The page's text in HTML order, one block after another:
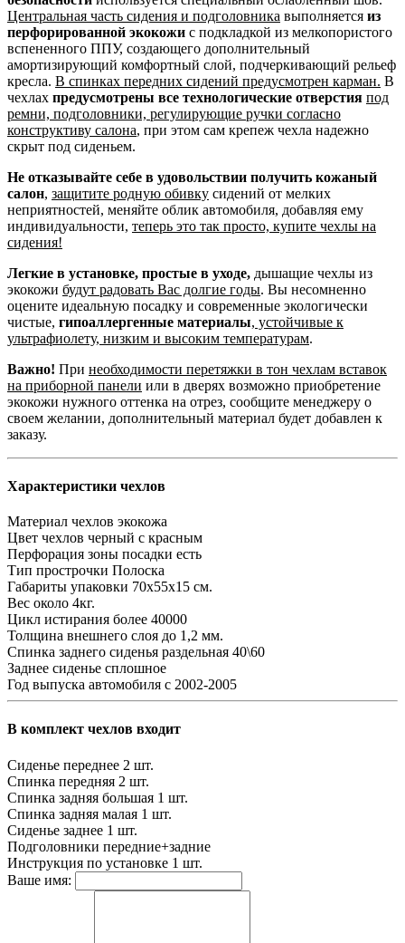
Центральная часть сидения и подголовника выполняется из
перфорированной экокожи с подкладкой из мелкопористого
вспененного ППУ, создающего дополнительный
амортизирующий комфортный слой, подчеркивающий рельеф
кресла. В спинках передних сидений предусмотрен карман. В
чехлах предусмотрены все технологические отверстия под
ремни, подголовники, регулирующие ручки согласно
конструктиву салона, при этом сам крепеж чехла надежно
скрыт под сиденьем.
Не отказывайте себе в удовольствии получить кожаный
салон, защитите родную обивку сидений от мелких
неприятностей, меняйте облик автомобиля, добавляя ему
индивидуальности, теперь это так просто, купите чехлы на
сидения!
Легкие в установке, простые в уходе, дышащие чехлы из
экокожи будут радовать Вас долгие годы. Вы несомненно
оцените идеальную посадку и современные экологически
чистые, гипоаллергенные материалы, устойчивые к
ультрафиолету, низким и высоким температурам.
Важно! При необходимости перетяжки в тон чехлам вставок
на приборной панели или в дверях возможно приобретение
экокожи нужного оттенка на отрез, сообщите менеджеру о
своем желании, дополнительный материал будет добавлен к
заказу.
Характеристики чехлов
Материал чехлов экокожа
Цвет чехлов черный с красным
Перфорация зоны посадки есть
Тип прострочки Полоска
Габариты упаковки 70х55х15 см.
Вес около 4кг.
Цикл истирания более 40000
Толщина внешнего слоя до 1,2 мм.
Спинка заднего сиденья раздельная 40\60
Заднее сиденье сплошное
Год выпуска автомобиля с 2002-2005
В комплект чехлов входит
Сиденье переднее 2 шт.
Спинка передняя 2 шт.
Спинка задняя большая 1 шт.
Спинка задняя малая 1 шт.
Сиденье заднее 1 шт.
Подголовники передние+задние
Инструкция по установке 1 шт.
Ваше имя: